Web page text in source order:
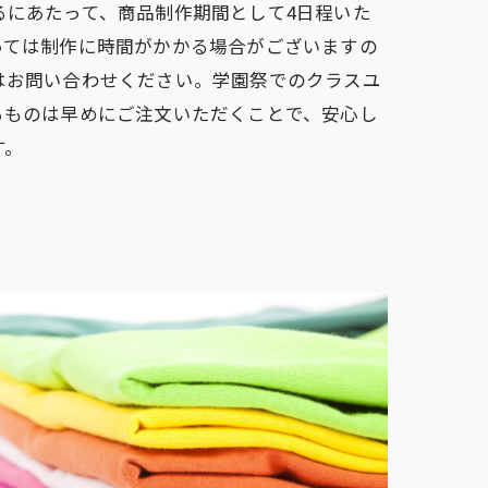
あたって、商品制作期間として4日程いた
は制作に時間がかかる場合がございますの
問い合わせください。学園祭でのクラスユ
のは早めにご注文いただくことで、安心し